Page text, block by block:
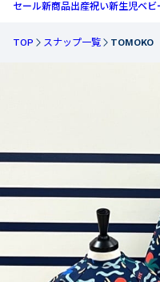
セール新商品出産祝い新生児ベビ
TOP スナップ一覧 TOMOKO